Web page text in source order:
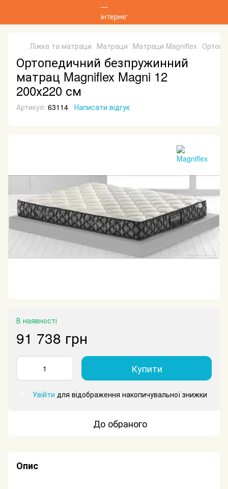
Ліжка та матраци Матраци Матраци Magniflex
Ортопедичний безпружинний
матрац Magniflex Magni 12
200х220 см
Артикул: 63114 Написати відгук
В наявності
91 738 грн
Купити
Увійти для відображення накопичувальної знижки
До обраного
Опис